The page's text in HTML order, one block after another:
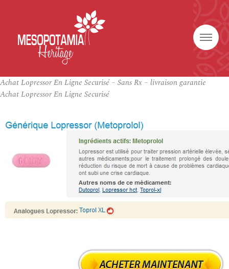
Achat Lopressor En Ligne Securisé – Sans Rx – livraison garantie
Achat Lopressor En Ligne Securisé